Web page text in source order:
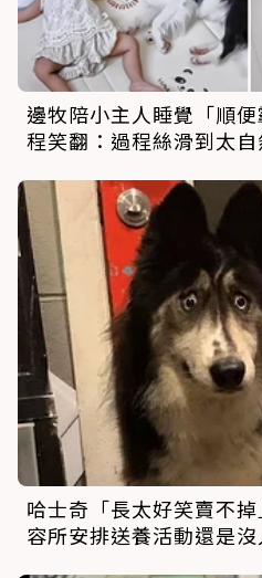
邊牧陪小主人睡覺「順
程笑翻：過程絲滑到太自
哈士奇「長太好笑賣不
容所安排送養活動還是沒